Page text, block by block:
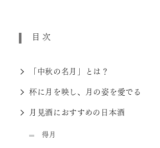
目次
「中秋の名月」とは？
杯に月を映し、月の姿を愛でる
月見酒におすすめの日本酒
得月